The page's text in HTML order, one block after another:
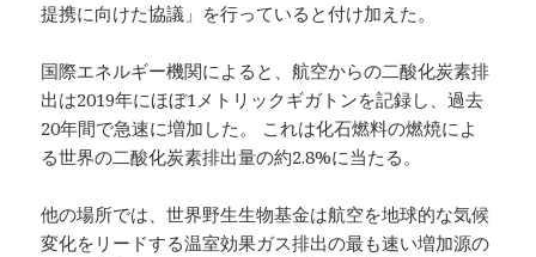
提携に向けた協議」を行っていると付け加えた。
国際エネルギー機関によると、航空からの二酸化炭素排
出は2019年にほぼ1メトリックギガトンを記録し、過去
20年間で急速に増加した。 これは化石燃料の燃焼によ
る世界の二酸化炭素排出量の約2.8%に当たる。
他の場所では、世界野生生物基金は航空を地球的な気候
変化をリードする温室効果ガス排出の最も速い増加源の